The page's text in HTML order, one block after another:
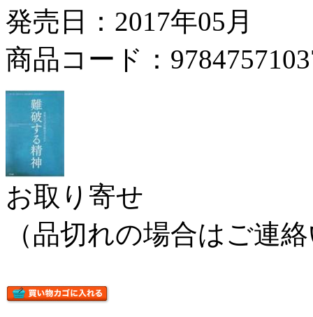
発売日：2017年05月
商品コード：
お取り寄せ
（品切れの場合はご連